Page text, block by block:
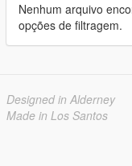
Nenhum arquivo
opções de filtragem.
Designed in Alderney
Made in Los Santos